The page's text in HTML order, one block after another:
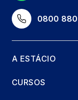
LINEAR
66 horas
1 horas
0800
A ESTÁCIO
CURSOS